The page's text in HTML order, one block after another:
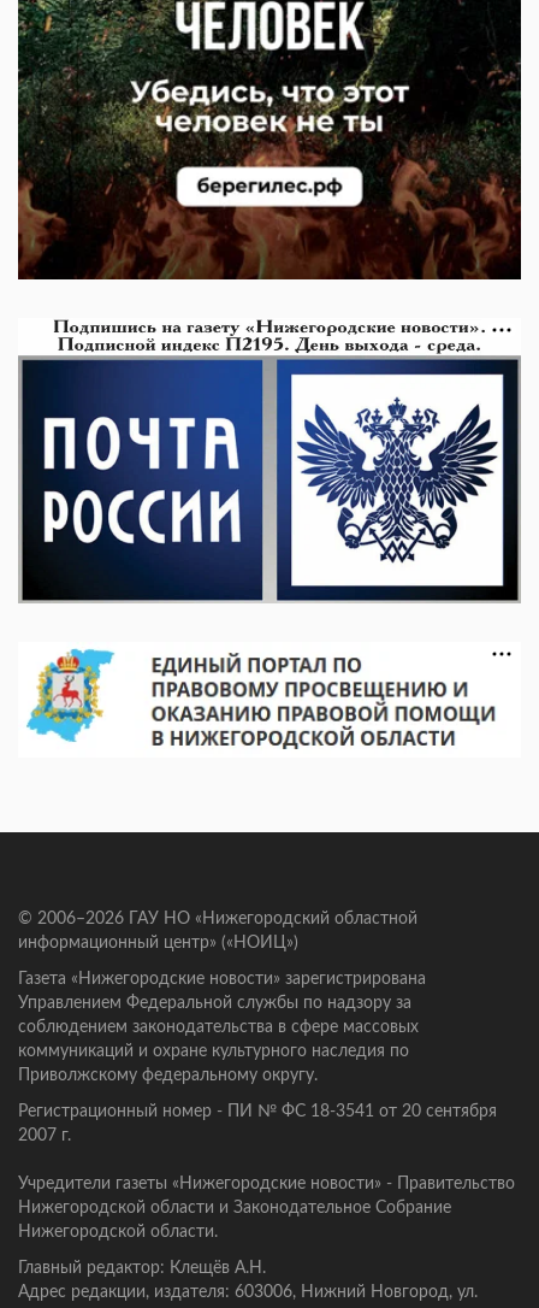
© 2006–2026 ГАУ НО «Нижегородский областной
информационный центр» («НОИЦ»)
Газета «Нижегородские новости» зарегистрирована
Управлением Федеральной службы по надзору за
соблюдением законодательства в сфере массовых
коммуникаций и охране культурного наследия по
Приволжскому федеральному округу.
Регистрационный номер - ПИ № ФС 18-3541 от 20 сентября
2007 г.
Учредители газеты «Нижегородские новости» - Правительство
Нижегородской области и Законодательное Собрание
Нижегородской области.
Главный редактор: Клещёв А.Н.
Адрес редакции, издателя: 603006, Нижний Новгород, ул.